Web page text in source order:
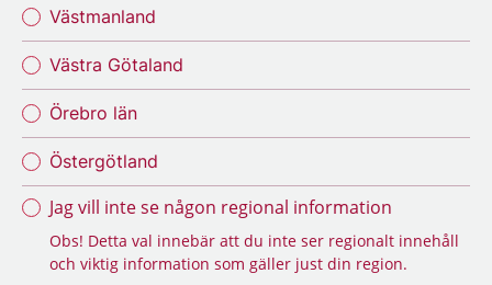
Västmanland
Västra Götaland
Örebro län
Östergötland
Jag vill inte se någon regional information
Obs! Detta val innebär att du inte ser regionalt innehåll
och viktig information som gäller just din region.